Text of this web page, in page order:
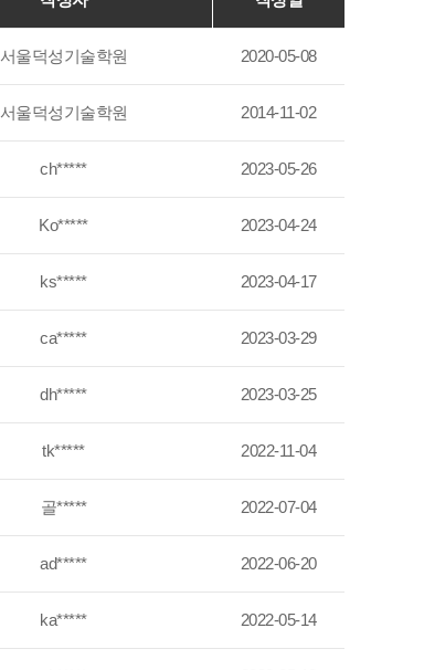
서울덕성기술학원 2020-05-08
서울덕성기술학원 2014-11-02
ch***** 2023-05-26
Ko***** 2023-04-24
ks***** 2023-04-17
ca***** 2023-03-29
dh***** 2023-03-25
tk***** 2022-11-04
골***** 2022-07-04
ad***** 2022-06-20
ka***** 2022-05-14